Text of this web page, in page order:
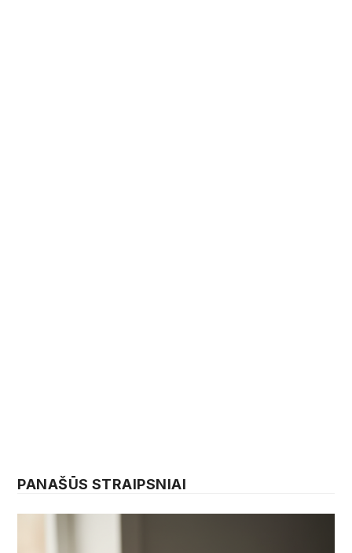
PANAŠŪS STRAIPSNIAI